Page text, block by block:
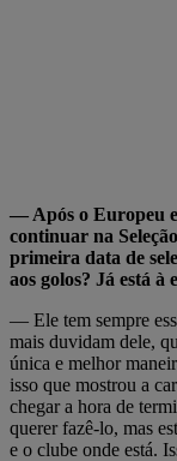
— Após o Europeu
continuar na
primeira data de
aos golos? Já está
— Ele tem sempre
mais duvidam dele,
única e melhor
isso que mostrou a
chegar a hora de
querer fazê-lo, mas
e o clube onde está.